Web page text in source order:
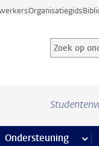
Organisatiegids
Zoek op
Zoekterm
Je opleiding pagina’s
Ondersteuning